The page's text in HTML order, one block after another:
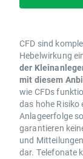
CFD sind
Hebelwirkung
der
mit diesem
wie CFDs
das hohe Risiko
Anlageerfolge
garantieren
und
dar. Telefonate